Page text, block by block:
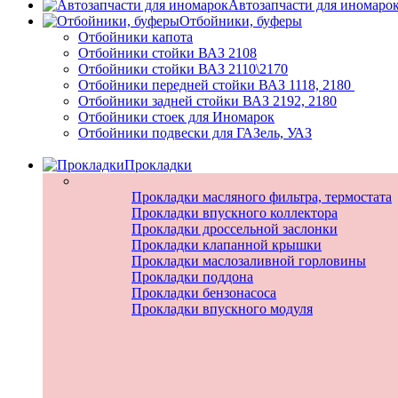
Автозапчасти для
Отбойники, буферы
Отбойники капота
Отбойники стойки ВАЗ 2108
Отбойники стойки ВАЗ 2110\2170
Отбойники передней стойки ВАЗ 1118, 2180
Отбойники задней стойки ВАЗ 2192, 2180
Отбойники стоек для Иномарок
Отбойники подвески для ГАЗель, УАЗ
Прокладки
Прокладки масляного фильтра, термостата
Прокладки впускного коллектора
Прокладки дроссельной заслонки
Прокладки клапанной крышки
Прокладки маслозаливной горловины
Прокладки поддона
Прокладки бензонасоса
Прокладки впускного модуля